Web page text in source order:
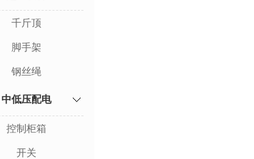
千斤顶
脚手架
钢丝绳
中低压配电
控制柜箱
开关